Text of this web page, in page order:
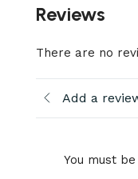
Reviews
There are no
Add a
You must